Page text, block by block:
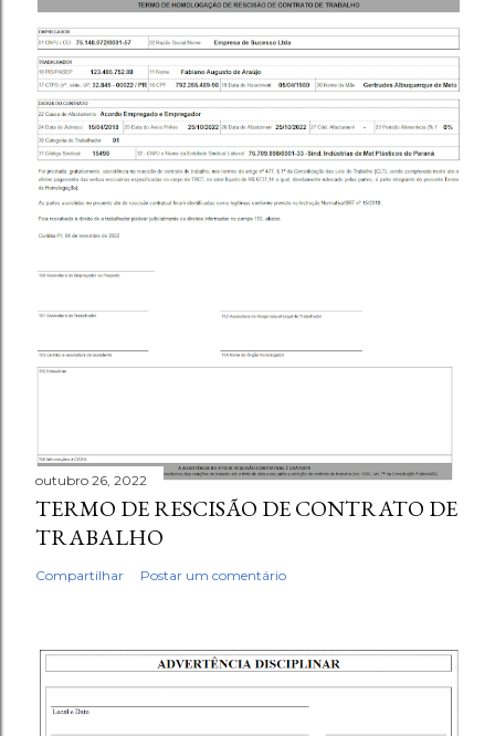
outubro 26, 2022
TERMO DE RESCISÃO DE CONTRATO DE
TRABALHO
Compartilhar Postar um comentário